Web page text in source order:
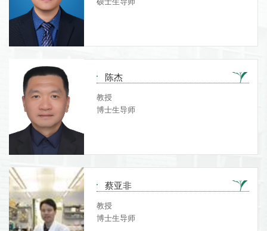
陈杰
教授
博士生导师
蔡亚非
教授
博士生导师